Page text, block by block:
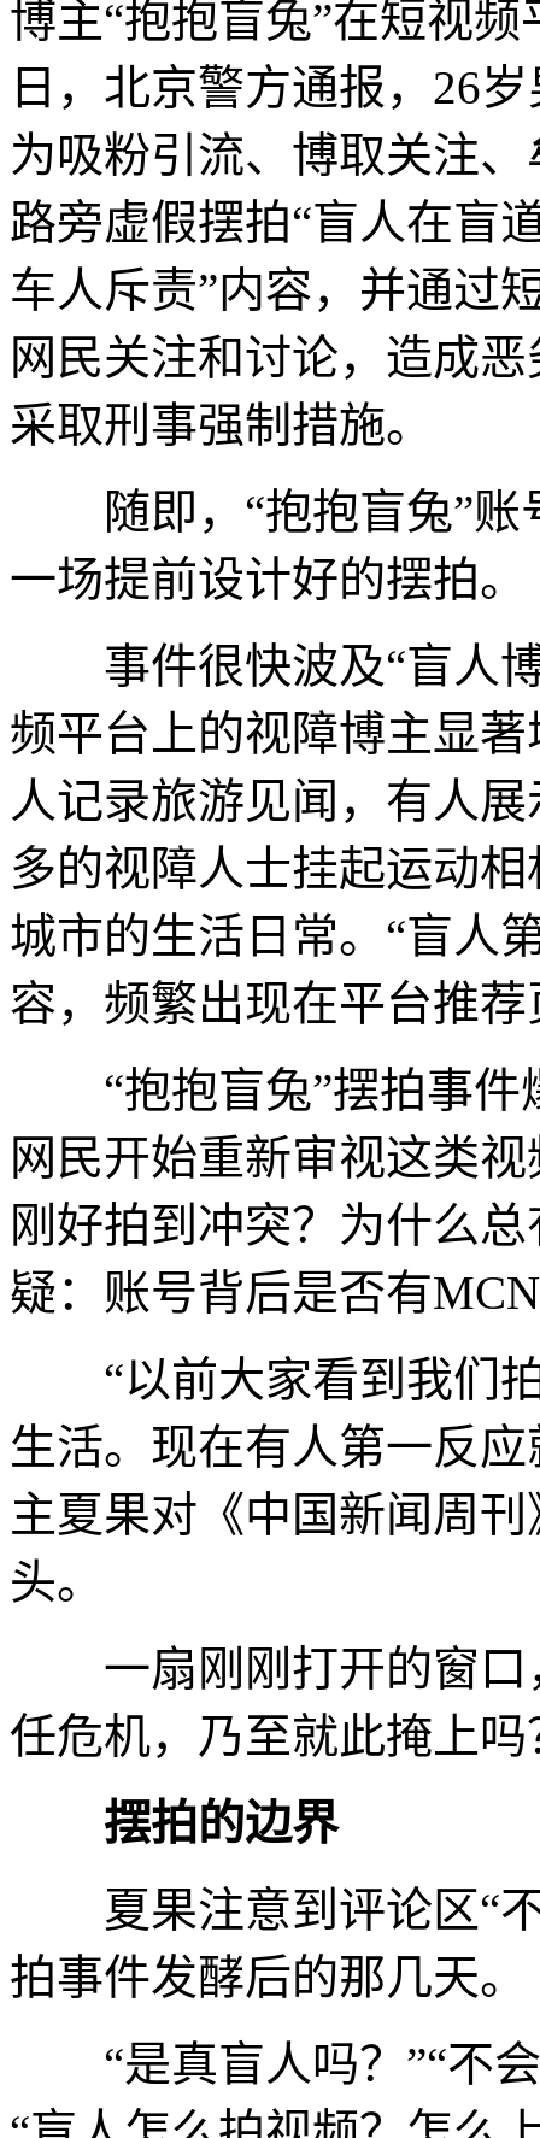
博主“抱抱盲兔”在短视
日，北京警方通报，26
为吸粉引流、博取关注
路旁虚假摆拍“盲人在盲
车人斥责”内容，并通过
网民关注和讨论，造成
采取刑事强制措施。
随即，“抱抱盲兔”账
一场提前设计好的摆拍。
事件很快波及“盲人博
频平台上的视障博主显
人记录旅游见闻，有人
多的视障人士挂起运动
城市的生活日常。“盲人
容，频繁出现在平台推荐
“抱抱盲兔”摆拍事件
网民开始重新审视这类
刚好拍到冲突？为什么
疑：账号背后是否有
“以前大家看到我们拍
生活。现在有人第一反
主夏果对《中国新闻周
头。
一扇刚刚打开的窗口
任危机，乃至就此掩上吗
摆拍的边界
夏果注意到评论区“不
拍事件发酵后的那几天。
“是真盲人吗？”“不会